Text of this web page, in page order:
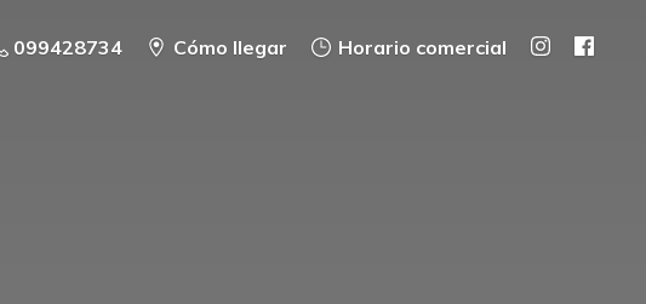
099428734 Cómo llegar Horario comercial